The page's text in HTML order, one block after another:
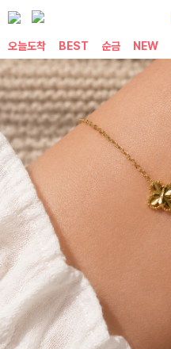
오늘도착 BEST 순금 NEW